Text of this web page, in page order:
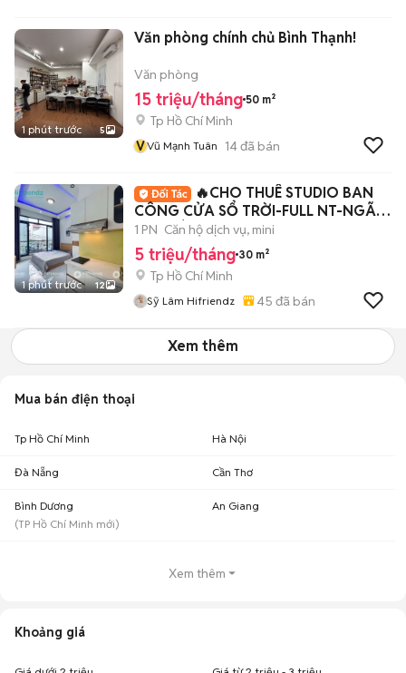
1 phút trước 5
Văn phòng chính chủ Bình Thạnh!
Văn phòng
15 triệu/tháng 50 m²
Tp Hồ Chí Minh
VVũ Mạnh Tuân 14đã bán
1 phút trước 12
🔥CHO THUÊ STUDIO BAN
CÔNG CỬA SỔ TRỜI-FULL NT-NGÃ
TƯ PHÚ NHUẬN-30M2
1 PN Căn hộ dịch vụ, mini
5 triệu/tháng 30 m²
Tp Hồ Chí Minh
Sỹ Lâm Hifriendz 45 đã bán
Xem thêm
Mua bán điện thoại
Tp Hồ Chí Minh Hà Nội
Đà Nẵng Cần Thơ
Bình Dương
(TP Hồ Chí Minh mới)
An Giang
Xem thêm
Khoảng giá